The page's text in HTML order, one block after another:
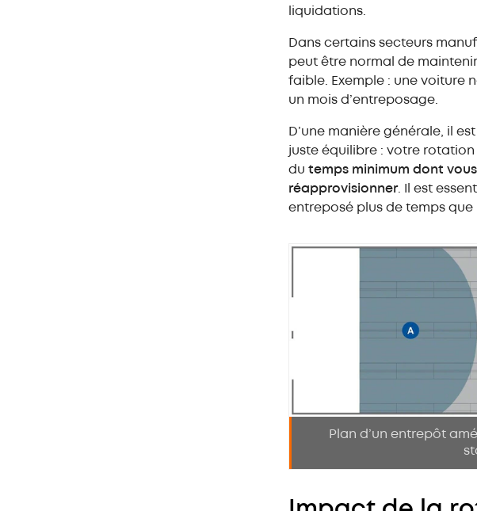
liquidations.
Dans certains secteurs
peut être normal de
faible. Exemple : une voiture
un mois d’entreposage.
D’une manière générale, il
juste équilibre : votre
du temps minimum dont
réapprovisionner. Il est
entreposé plus de temps que
Plan d’un entrepôt